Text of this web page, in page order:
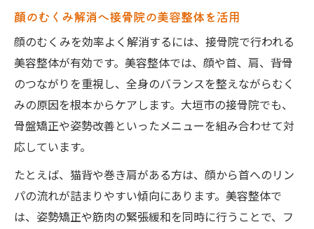
顔のむくみ解消へ接骨院の美容整体を活用
顔のむくみを効率よく解消するには、接骨院で行われる
美容整体が有効です。美容整体では、顔や首、肩、背骨
のつながりを重視し、全身のバランスを整えながらむく
みの原因を根本からケアします。大垣市の接骨院でも、
骨盤矯正や姿勢改善といったメニューを組み合わせて対
応しています。
たとえば、猫背や巻き肩がある方は、顔から首へのリン
パの流れが詰まりやすい傾向にあります。美容整体で
は、姿勢矯正や筋肉の緊張緩和を同時に行うことで、フ